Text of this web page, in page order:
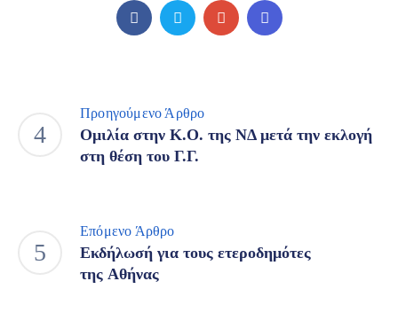
Προηγούμενο Άρθρο
Ομιλία στην Κ.Ο. της ΝΔ μετά την εκλογή
στη θέση του Γ.Γ.
Επόμενο Άρθρο
Εκδήλωσή για τους ετεροδημότες
της Αθήνας